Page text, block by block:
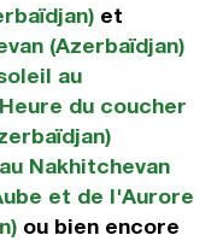
et
(Azerbaïdjan)
au
Heure du coucher
Nakhitchevan
et de l'Aurore
ou bien encore